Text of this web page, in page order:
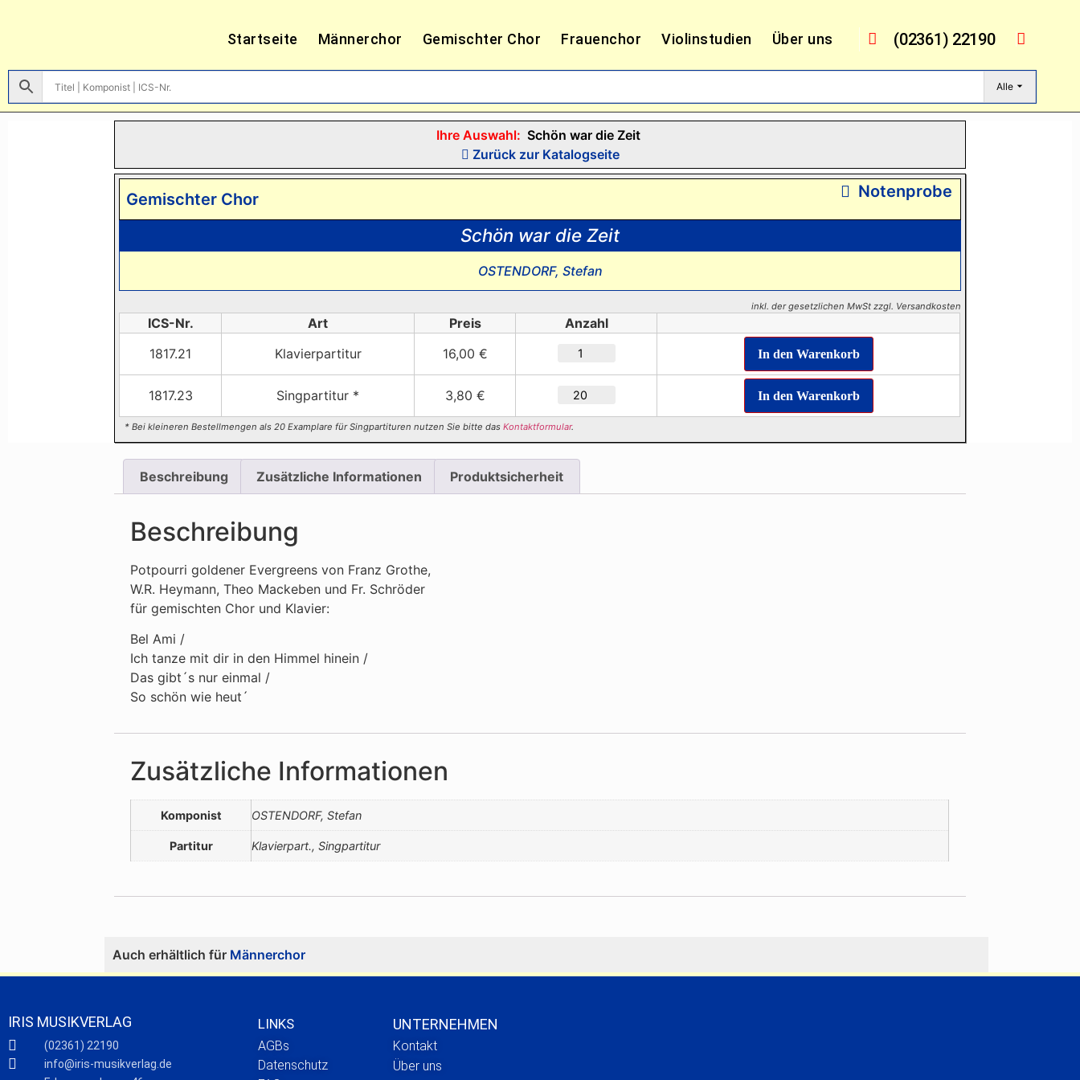
Startseite Männerchor Gemischter Chor Frauenchor Violinstudien Über uns (02361) 22190
Alle
Ihre Auswahl: Schön war die Zeit
Zurück zur Katalogseite
Gemischter Chor Notenprobe
Schön war die Zeit
OSTENDORF, Stefan
inkl. der gesetzlichen MwSt zzgl. Versandkosten
ICS-Nr. Art Preis
Anzahl
1817.21
Klavierpartitur 16,00 €
1817.23 Singpartitur * 3,80 €
* Bei kleineren Bestellmengen als 20 Examplare für Singpartituren nutzen Sie bitte das Kontaktformular.
Beschreibung Zusätzliche Informationen Produktsicherheit
Beschreibung
Potpourri goldener Evergreens von Franz Grothe,
W.R. Heymann, Theo Mackeben und Fr. Schröder
für gemischten Chor und Klavier:
Bel Ami /
Ich tanze mit dir in den Himmel hinein /
Das gibt´s nur einmal /
So schön wie heut´
Zusätzliche Informationen
Komponist OSTENDORF, Stefan
Partitur Klavierpart., Singpartitur
Auch erhältlich für Männerchor
IRIS MUSIKVERLAG
(02361) 22190
info@iris-musikverlag.de
LINKS
AGBs
Datenschutz
UNTERNEHMEN
Kontakt
Über uns